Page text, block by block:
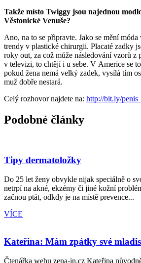
Takže místo Twiggy jsou najednou
Věstonické Venuše?
Ano, na to se připravte. Jako se mění
trendy v plastické chirurgii. Placaté zadky
roky out, za což může následování vzorů
v televizi, to chtějí i u sebe. V Americe se
pokud žena nemá velký zadek, vysílá tím
muž dobře nestará.
Celý rozhovor najdete na: http://bit.ly/
Podobné články
Tipy dermatoložky
Do 25 let ženy obvykle nijak speciálně o
netrpí na akné, ekzémy či jiné kožní
začnou ptát, odkdy je na místě prevence...
VÍCE
Kateřina: Mám zpátky své
Čtenářka webu zena-in.cz Kateřina